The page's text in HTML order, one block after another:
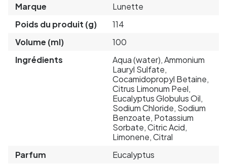
Marque
Lunette
Poids du produit (g)
114
Volume (ml)
100
Ingrédients
Aqua (water), Ammonium
Lauryl Sulfate,
Cocamidopropyl Betaine,
Citrus Limonum Peel,
Eucalyptus Globulus Oil,
Sodium Chloride, Sodium
Benzoate, Potassium
Sorbate, Citric Acid,
Limonene, Citral
Parfum
Eucalyptus